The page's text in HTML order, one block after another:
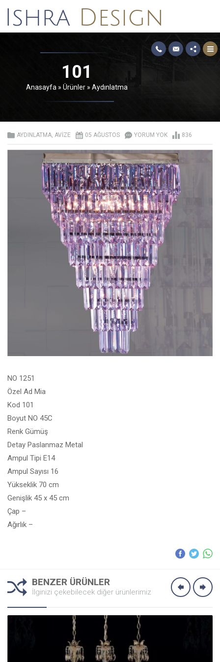
101
Anasayfa » Ürünler » Aydınlatma
AYDINLATMA, AVIZE 05 AĞUSTOS YORUM YOK 836
NO 1251
Özel Ad Mia
Kod 101
Boyut NO 45C
Renk Gümüş
Detay Paslanmaz Metal
Ampul Tipi E14
Ampul Sayısı 16
Yükseklik 70 cm
Genişlik 45 x 45 cm
Çap –
Ağırlık –
BENZER ÜRÜNLER
İlginizi çekebilecek diğer ürünlerimiz